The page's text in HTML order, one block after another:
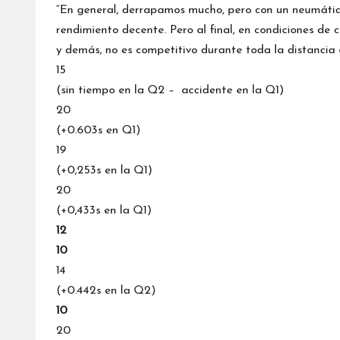
“En general, derrapamos mucho, pero con un
rendimiento decente. Pero al final, en condiciones de
y demás, no es competitivo durante toda la distancia
15
(sin tiempo en la Q2 – accidente en la Q1)
20
(+0.603s en Q1)
19
(+0,253s en la Q1)
20
(+0,433s en la Q1)
12
10
14
(+0.442s en la Q2)
10
20